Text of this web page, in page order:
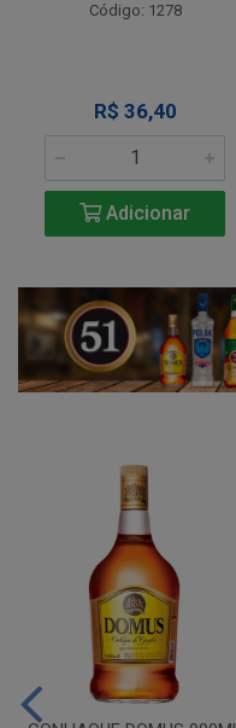
Código: 1278
R$ 36,40
Adicionar